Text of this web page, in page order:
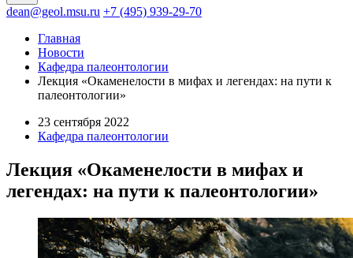
dean@geol.msu.ru +7 (495) 939-29-70
Главная
Новости
Кафедра палеонтологии
Лекция «Окаменелости в мифах и легендах: на пути к
палеонтологии»
23 сентября 2022
Кафедра палеонтологии
Лекция «Окаменелости в мифах и
легендах: на пути к палеонтологии»